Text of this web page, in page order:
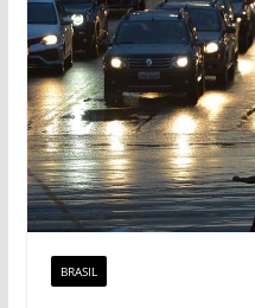
BRASIL